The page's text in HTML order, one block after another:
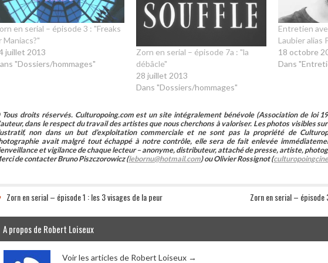
en serial – épisode 3 : "Freaks
Maniacs?"
juillet 2013
"Dossiers/hommages"
Zorn en serial – épisode 7a : "la
débâcle"
28 juillet 2013
Dans "Dossiers/hommages"
Entretien
Laubier alias
18 octobre
Dans
droits réservés. Culturopoing.com est un site intégralement bénévole (Association de loi
dans le respect du travail des artistes que nous cherchons à valoriser. Les photos visibles
non dans un but d’exploitation commerciale et ne sont pas la propriété de
avait malgré tout échappé à notre contrôle, elle sera de fait enlevée
et vigilance de chaque lecteur – anonyme, distributeur, attaché de presse, artiste,
de contacter Bruno Piszczorowicz (lebornu@hotmail.com) ou Olivier Rossignot (
Zorn en serial – épisode 1 : les 3 visages de la peur Zorn en serial – épisode
A propos de Robert Loiseux
Voir les articles de Robert Loiseux →